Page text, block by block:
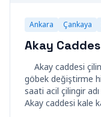
Ankara Çankaya
Akay
Akay caddesi
göbek değiştirme
saati acil çilingir
Akay caddesi kale